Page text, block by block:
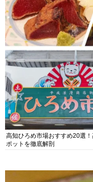
高知ひろめ市場おすすめ20選
ポットを徹底解剖